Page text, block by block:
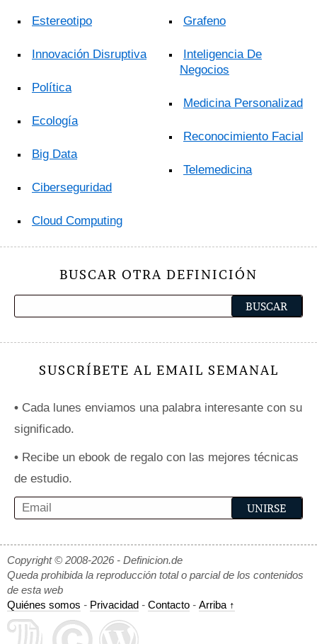
Estereotipo
Innovación Disruptiva
Política
Ecología
Big Data
Ciberseguridad
Cloud Computing
Grafeno
Inteligencia De
Negocios
Medicina Personalizada
Reconocimiento Facial
Telemedicina
BUSCAR OTRA DEFINICIÓN
SUSCRÍBETE AL EMAIL SEMANAL
• Cada lunes enviamos una palabra interesante con su
significado.
• Recibe un ebook de regalo con las mejores técnicas
de estudio.
Copyright © 2008-2026 - Definicion.de
Queda prohibida la reproducción total o parcial de los contenidos
de esta web
Quiénes somos - Privacidad - Contacto - Arriba ↑